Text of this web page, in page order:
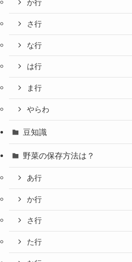
か行
さ行
な行
は行
ま行
やらわ
豆知識
野菜の保存方法は？
あ行
か行
さ行
た行